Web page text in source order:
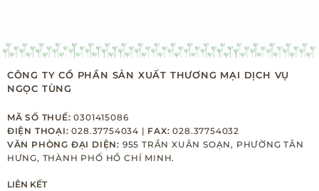
CÔNG TY CỔ PHẦN SẢN XUẤT THƯƠNG MẠI DỊCH VỤ
NGỌC TÙNG
MÃ SỐ THUẾ: 0301415086
ĐIỆN THOẠI: 028.37754034 | FAX: 028.37754032
VĂN PHÒNG ĐẠI DIỆN: 955 TRẦN XUÂN SOẠN, PHƯỜNG TÂN
HƯNG, THÀNH PHỐ HỒ CHÍ MINH.
LIÊN KẾT